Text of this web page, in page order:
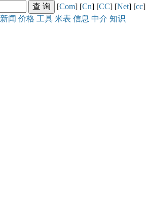
[Com] [Cn] [CC] [Net] [cc]
新闻 价格 工具 米表 信息 中介 知识